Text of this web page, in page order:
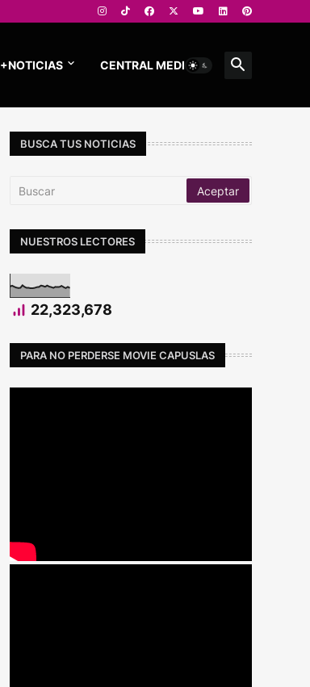
+NOTICIAS CENTRAL MEDIOS
BUSCA TUS NOTICIAS
NUESTROS LECTORES
22,323,678
PARA NO PERDERSE MOVIE CAPUSLAS